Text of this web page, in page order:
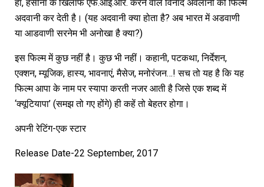
हां, हसीना के खिलाफ एफ.आई.आर. करने वाले विनाद अवलानी को फिल्म
अदवानी कर देती है। (यह अदवानी क्या होता है? अब भारत में अडवाणी
या आडवाणी सरनेम भी अनोखा है क्या?)
इस फिल्म में कुछ नहीं है। कुछ भी नहीं। कहानी, पटकथा, निर्देशन,
एक्शन, म्यूजिक, हास्य, भावनाएं, मैसेज, मनोरंजन…! सच तो यह है कि यह
फिल्म आपा के नाम पर स्यापा करती नजर आती है जिसे एक शब्द में
‘क्यूटियापा’ (समझ तो गए होंगे) ही कहें तो बेहतर होगा।
अपनी रेटिंग-एक स्टार
Release Date-22 September, 2017